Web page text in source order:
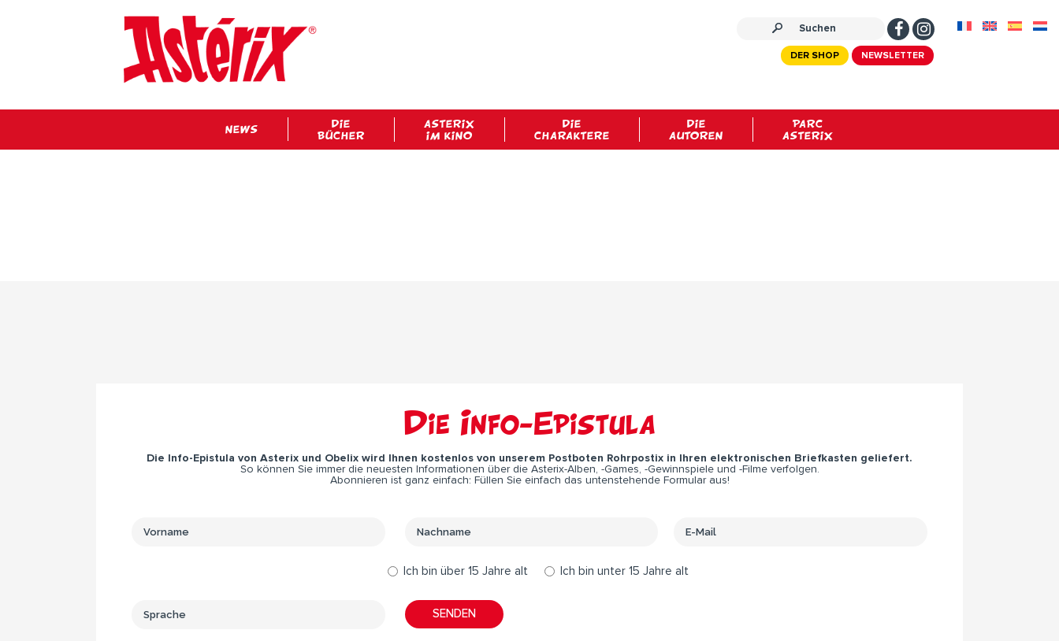
NEWSLETTER
DER SHOP
NEWS
DIE
BÜCHER
ASTERIX
IM KINO
DIE
CHARAKTERE
DIE
AUTOREN
PARC
ASTERIX
Die Info-Epistula
Die Info-Epistula von Asterix und Obelix wird Ihnen kostenlos von unserem Postboten Rohrpostix in Ihren elektronischen Briefkasten geliefert.
So können Sie immer die neuesten Informationen über die Asterix-Alben, -Games, -Gewinnspiele und -Filme verfolgen.
Abonnieren ist ganz einfach: Füllen Sie einfach das untenstehende Formular aus!
Ich bin über 15 Jahre alt Ich bin unter 15 Jahre alt